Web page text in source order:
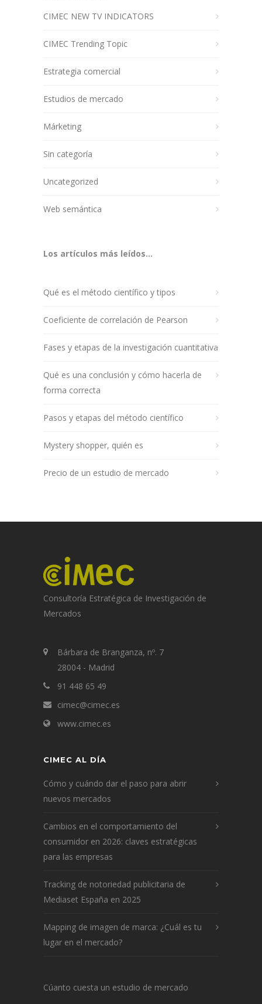
CIMEC NEW TV INDICATORS
CIMEC Trending Topic
Estrategia comercial
Estudios de mercado
Márketing
Sin categoría
Uncategorized
Web semántica
Los artículos más leídos...
Qué es el método científico y tipos
Coeficiente de correlación de Pearson
Fases y etapas de la investigación cuantitativa
Qué es una conclusión y cómo hacerla de
forma correcta
Pasos y etapas del método científico
Mystery shopper, quién es
Precio de un estudio de mercado
Consultoría Estratégica de Investigación de
Mercados
Bárbara de Branganza, nº. 7
28004 - Madrid
91 448 65 49
cimec@cimec.es
www.cimec.es
CIMEC AL DÍA
Cómo y cuándo dar el paso para abrir
nuevos mercados
Cambios en el comportamiento del
consumidor en 2026: claves estratégicas
para las empresas
Tracking de notoriedad publicitaria de
Mediaset España en 2025
Mapping de imagen de marca: ¿Cuál es tu
lugar en el mercado?
Cúanto cuesta un estudio de mercado